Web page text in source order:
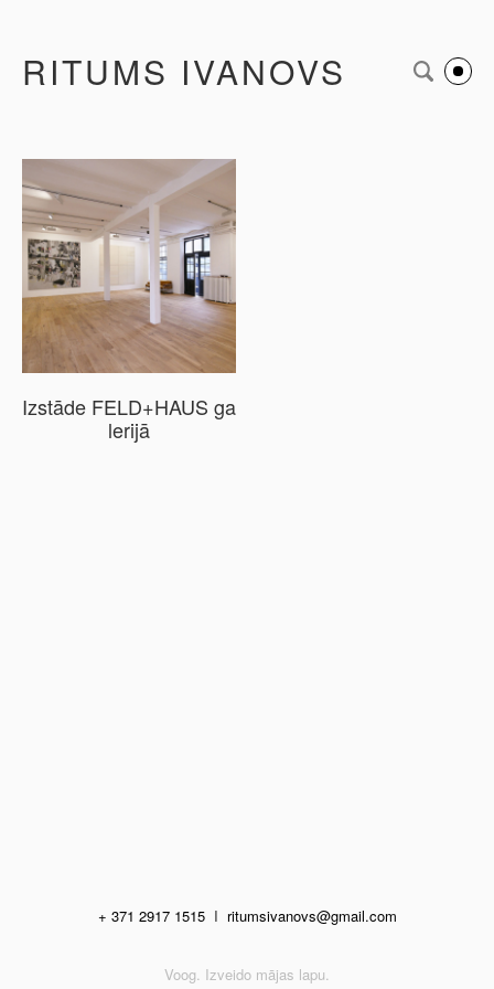
RITUMS IVANOVS
Izstāde FELD+HAUS ga
lerijā
+ 371 2917 1515I ritumsivanovs@gmail.com
Voog. Izveido mājas lapu.